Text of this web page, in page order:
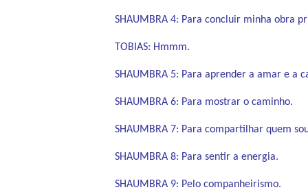
SHAUMBRA 4: Para concluir minha obra
TOBIAS: Hmmm.
SHAUMBRA 5: Para aprender a amar e a
SHAUMBRA 6: Para mostrar o caminho.
SHAUMBRA 7: Para compartilhar quem
SHAUMBRA 8: Para sentir a energia.
SHAUMBRA 9: Pelo companheirismo.